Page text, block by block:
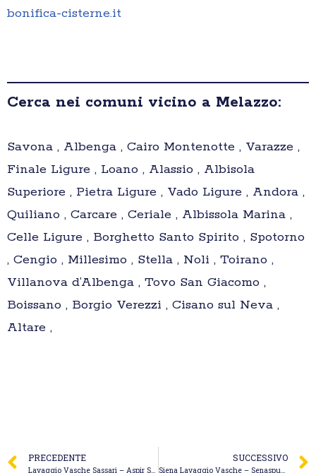
bonifica-cisterne.it
Cerca nei comuni vicino a Melazzo:
Savona , Albenga , Cairo Montenotte , Varazze ,
Finale Ligure , Loano , Alassio , Albisola
Superiore , Pietra Ligure , Vado Ligure , Andora ,
Quiliano , Carcare , Ceriale , Albissola Marina ,
Celle Ligure , Borghetto Santo Spirito , Spotorno
, Cengio , Millesimo , Stella , Noli , Toirano ,
Villanova d’Albenga , Tovo San Giacomo ,
Boissano , Borgio Verezzi , Cisano sul Neva ,
Altare ,
PRECEDENTE
Lavaggio Vasche Sassari – Aspir Sarda di Piras Pamela & C. S.a.s.
SUCCESSIVO
Siena Lavaggio Vasche – Senaspurgo